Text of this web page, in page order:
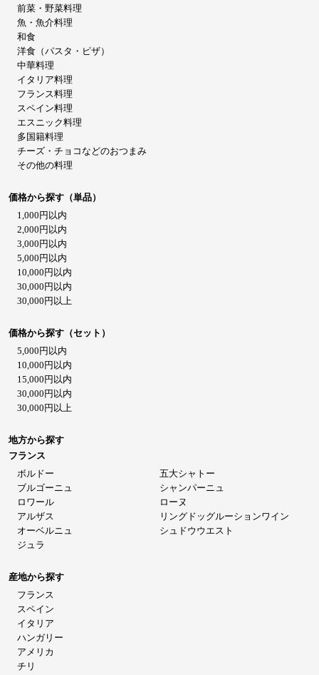
前菜・野菜料理
魚・魚介料理
和食
洋食（パスタ・ピザ）
中華料理
イタリア料理
フランス料理
スペイン料理
エスニック料理
多国籍料理
チーズ・チョコなどのおつまみ
その他の料理
価格から探す（単品）
1,000円以内
2,000円以内
3,000円以内
5,000円以内
10,000円以内
30,000円以内
30,000円以上
価格から探す（セット）
5,000円以内
10,000円以内
15,000円以内
30,000円以内
30,000円以上
地方から探す
フランス
ボルドー
五大シャトー
ブルゴーニュ
シャンパーニュ
ロワール
ローヌ
アルザス
リングドッグルーションワイン
オーベルニュ
シュドウウエスト
ジュラ
産地から探す
フランス
スペイン
イタリア
ハンガリー
アメリカ
チリ